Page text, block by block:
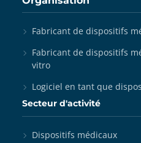
Fabricant de dispositifs
Fabricant de dispositifs
vitro
Logiciel en tant que
Secteur d'activité
Dispositifs médicaux